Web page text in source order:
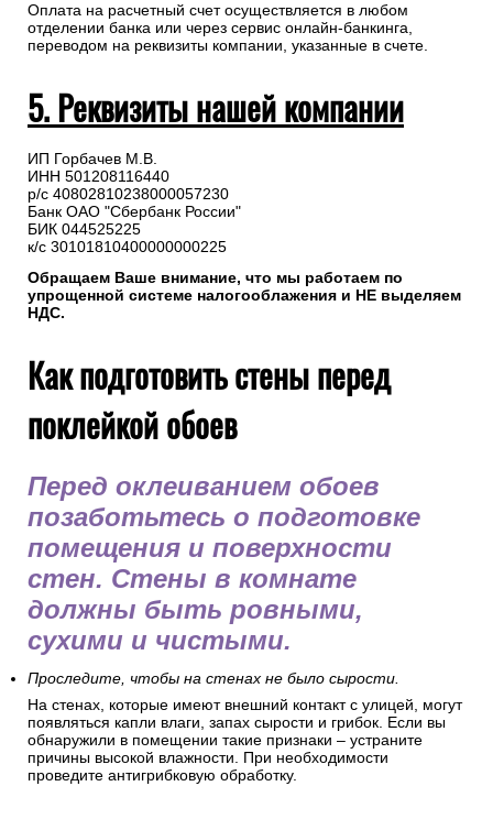
Оплата на расчетный счет осуществляется в любом
отделении банка или через сервис онлайн-банкинга,
переводом на реквизиты компании, указанные в счете.
5. Реквизиты нашей компании
ИП Горбачев М.В.
ИНН 501208116440
р/с 40802810238000057230
Банк ОАО "Сбербанк России"
БИК 044525225
к/с 30101810400000000225
Обращаем Ваше внимание, что мы работаем по
упрощенной системе налогооблажения и НЕ выделяем
НДС.
Как подготовить стены перед
поклейкой обоев
Перед оклеиванием обоев
позаботьтесь о подготовке
помещения и поверхности
стен. Стены в комнате
должны быть ровными,
сухими и чистыми.
Проследите, чтобы на стенах не было сырости.
На стенах, которые имеют внешний контакт с улицей, могут
появляться капли влаги, запах сырости и грибок. Если вы
обнаружили в помещении такие признаки – устраните
причины высокой влажности. При необходимости
проведите антигрибковую обработку.